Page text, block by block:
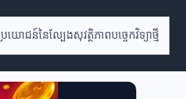
រយោជន៍នៃល្បែងសុវត្ថិភាពបច្ចេកវិទ្យាថ្មី